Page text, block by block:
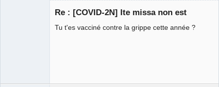
Re : [COVID-2N] Ite missa non est
Tu t'es vacciné contre la grippe cette année ?